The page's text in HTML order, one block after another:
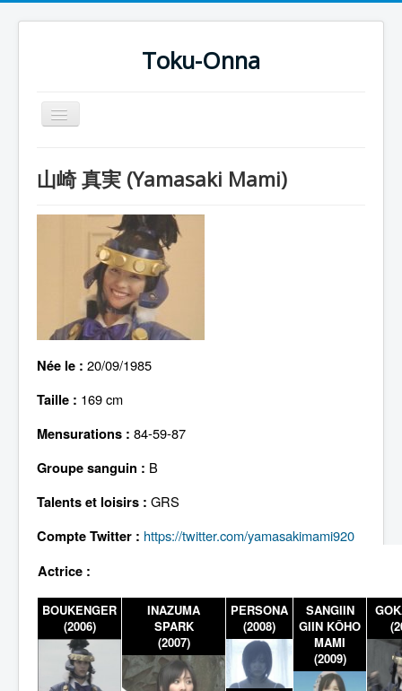
Toku-Onna
Basculer
la
Toku-Actrices
Toku-Critiques
COSAA
Dessins
Artiste Asperger
Lexique
山崎 真実 (Yamasaki Mami)
Née le : 20/09/1985
Taille : 169 cm
Mensurations : 84-59-87
Groupe sanguin : B
Talents et loisirs : GRS
Compte Twitter : https://twitter.com/yamasakimami920
Actrice :
BOUKENGER
(2006)
INAZUMA
SPARK
(2007)
PERSONA
(2008)
SANGIIN
GIIN KÔHO
MAMI
(2009)